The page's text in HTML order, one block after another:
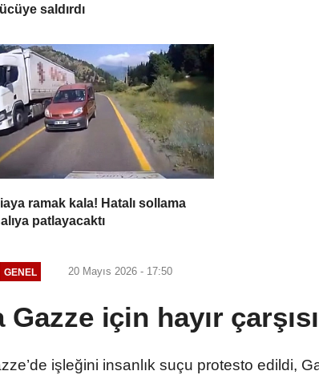
saldırdı
ramak kala! Hatalı sollama
patlayacaktı
GENEL 20 Mayıs 2026 - 17:50
için hayır çarşısı
işleğini insanlık suçu protesto edildi,